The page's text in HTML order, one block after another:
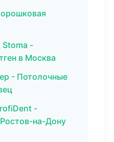
-
в Москва
- Потолочные
-
на-Дону